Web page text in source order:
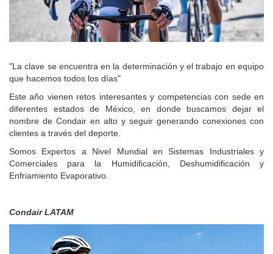
"La clave se encuentra en la determinación y el trabajo en equipo
que hacemos todos los días"
Este año vienen retos interesantes y competencias con sede en
diferentes estados de México, en donde buscamos dejar el
nombre de Condair en alto y seguir generando conexiones con
clientes a través del deporte.
Somos Expertos a Nivel Mundial en Sistemas Industriales y
Comerciales para la Humidificación, Deshumidificación y
Enfriamiento Evaporativo.
Condair LATAM